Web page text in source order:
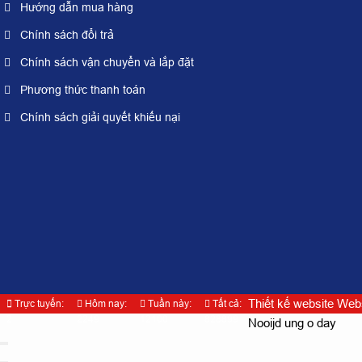
Hướng dẫn mua hàng
Chính sách đổi trả
Chính sách vận chuyển và lắp đặt
Phương thức thanh toán
Chính sách giải quyết khiếu nại
Trực tuyến:
Hôm nay:
Tuần này:
Tất cả: Thiết kế website
Nooijd ung o day